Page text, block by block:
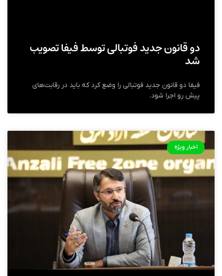
دو قانون جدید فوتبالی توسط فیفا تصویب
شد
فیفا دو قانون جدید فوتبالی را وضع کرد که باید در رقابت‌های
پیش رو اجرا شود.
اخبار ویژه